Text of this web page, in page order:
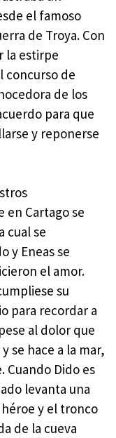
el famoso
de Troya. Con
la estirpe
concurso de
de los
para que
y reponerse
en Cartago se
cual se
y Eneas se
el amor.
su
para recordar a
al dolor que
se hace a la mar,
Cuando Dido es
levanta una
y el tronco
de la cueva